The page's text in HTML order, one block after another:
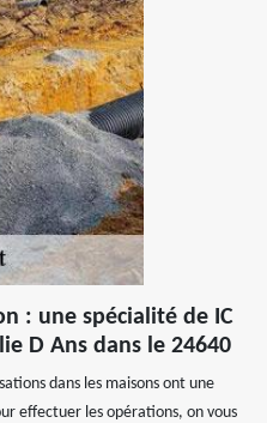
: une spécialité de IC
D Ans dans le 24640
dans les maisons ont une
effectuer les opérations, on vous